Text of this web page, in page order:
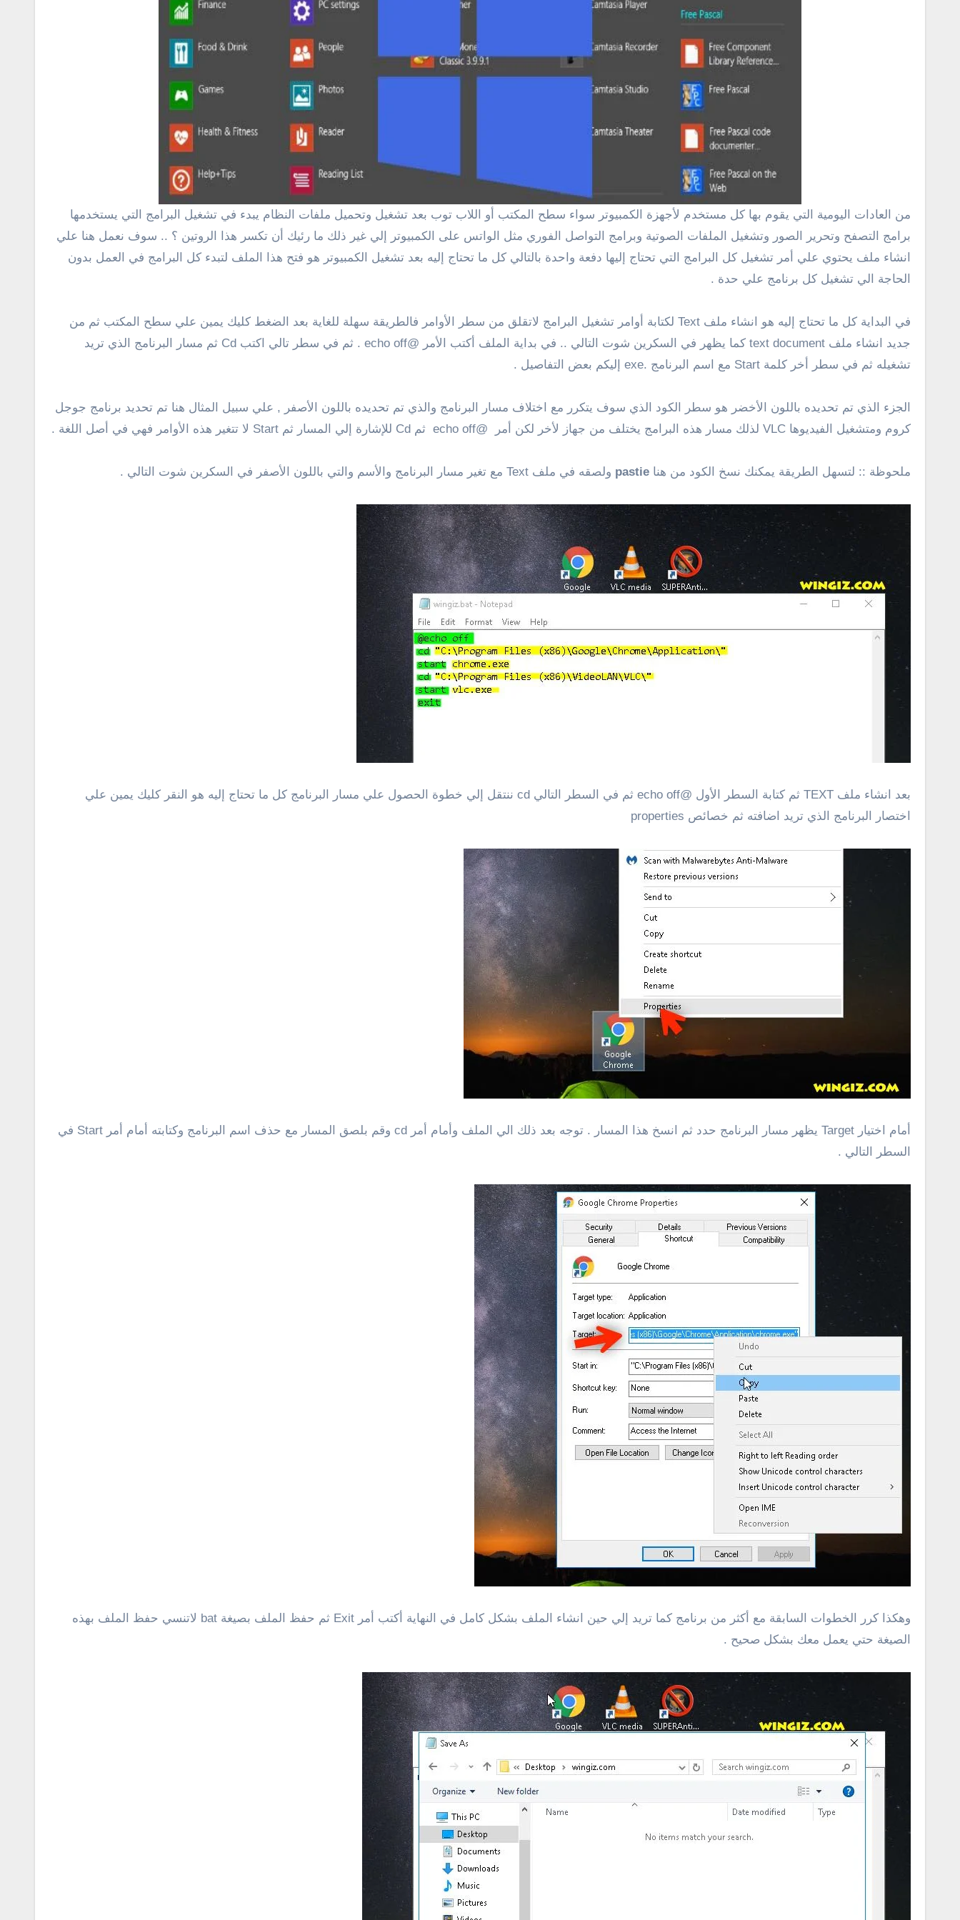
من العادات اليومية التي يقوم بها كل مستخدم لأجهزة الكمبيوتر سواء سطح المكتب أو اللاب توب بعد تشغيل وتحميل ملفات النظام يبدء في تشغيل البرامج التي يستخدمها
برامج التصفح وتحرير الصور وتشغيل الملفات الصوتية وبرامج التواصل الفوري مثل الواتس على الكمبيوتر إلي غير ذلك ما رئيك أن تكسر هذا الروتين ؟ .. سوف نعمل هنا علي
انشاء ملف يحتوي علي أمر تشغيل كل البرامج التي تحتاج إليها دفعة واحدة بالتالي كل ما تحتاج إليه بعد تشغيل الكمبيوتر هو فتح هذا الملف لتبدء كل البرامج في العمل بدون
الحاجة الي تشغيل كل برنامج علي حدة .
في البداية كل ما تحتاج إليه هو انشاء ملف Text لكتابة أوامر تشغيل البرامج لاتقلق من سطر الأوامر فالطريقة سهلة للغاية بعد الضغط كليك يمين علي سطح المكتب ثم من
جديد انشاء ملف text document كما يظهر في السكرين شوت التالي .. في بداية الملف أكتب الأمر @echo off . ثم في سطر تالي اكتب Cd ثم مسار البرنامج الذي تريد
تشغيله ثم في سطر أخر كلمة Start مع اسم البرنامج .exe إليكم بعض التفاصيل .
الجزء الذي تم تحديده باللون الأخضر هو سطر الكود الذي سوف يتكرر مع اختلاف مسار البرنامج والذي تم تحديده باللون الأصفر , علي سبيل المثال هنا تم تحديد برنامج جوجل
كروم ومتشغيل الفيديوها VLC لذلك مسار هذه البرامج يختلف من جهاز لأخر لكن أمر @echo off ثم Cd للإشارة إلي المسار ثم Start لا تتغير هذه الأوامر فهي في أصل اللغة .
ملحوظة :: لتسهل الطريقة يمكنك نسخ الكود من هنا pastie ولصقه في ملف Text مع تغير مسار البرنامج والأسم والتي باللون الأصفر في السكرين شوت التالي .
بعد انشاء ملف TEXT ثم كتابة السطر الأول @echo off ثم في السطر التالي cd ننتقل إلي خطوة الحصول علي مسار البرنامج كل ما تحتاج إليه هو النقر كليك يمين علي
اختصار البرنامج الذي تريد اضافته ثم خصائص properties
أمام اختيار Target يظهر مسار البرنامج حدد ثم انسخ هذا المسار . توجه بعد ذلك الي الملف وأمام أمر cd وقم بلصق المسار مع حذف اسم البرنامج وكتابته أمام أمر Start في
السطر التالي .
وهكذا كرر الخطوات السابقة مع أكثر من برنامج كما تريد إلي حين انشاء الملف بشكل كامل في النهاية أكتب أمر Exit ثم حفظ الملف بصيغة bat لاتنسي حفظ الملف بهذه
الصيغة حتي يعمل معك بشكل صحيح .